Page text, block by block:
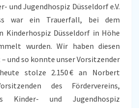
und Jugendhospiz Düsseldorf e.V.
war ein Trauerfall, bei dem
Kinderhospiz Düsseldorf in Höhe
wurden. Wir haben diesen
und so konnte unser Vorsitzender
stolze 2.150 € an Norbert
des Fördervereins,
Kinder- und Jugendhospiz